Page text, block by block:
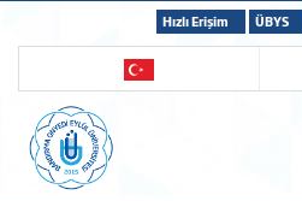
Hızlı Erişim ÜBYS